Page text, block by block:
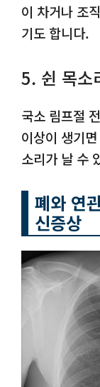
이 차거나 조
기도 합니다.
5. 쉰 목소
국소 림프절
이상이 생기
소리가 날 수
폐와 연
신증상